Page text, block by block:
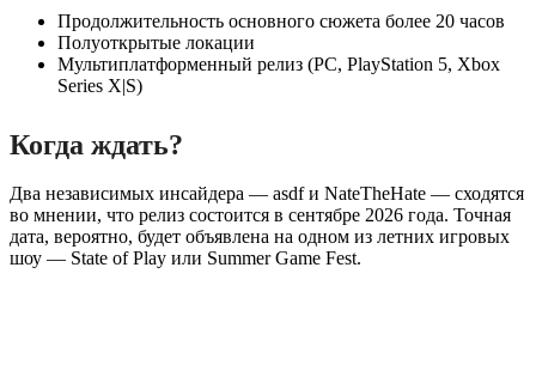
Продолжительность основного сюжета более 20 часов
Полуоткрытые локации
Мультиплатформенный релиз (PC, PlayStation 5, Xbox
Series X|S)
Когда ждать?
Два независимых инсайдера — asdf и NateTheHate — сходятся
во мнении, что релиз состоится в сентябре 2026 года. Точная
дата, вероятно, будет объявлена на одном из летних игровых
шоу — State of Play или Summer Game Fest.